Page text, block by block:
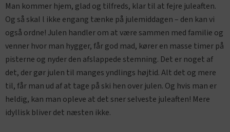
Man kommer hjem, glad og tilfreds, klar til at fejre juleaften.
Og så skaI l ikke engang tænke på julemiddagen – den kan vi
også ordne! Julen handler om at være sammen med familie og
venner hvor man hygger, får god mad, kører en masse timer på
pisterne og nyder den afslappede stemning. Det er noget af
det, der gør julen til manges yndlings højtid. Alt det og mere
til, får man ud af at tage på ski hen over julen. Og hvis man er
heldig, kan man opleve at det sner selveste juleaften! Mere
idyllisk bliver det næsten ikke.